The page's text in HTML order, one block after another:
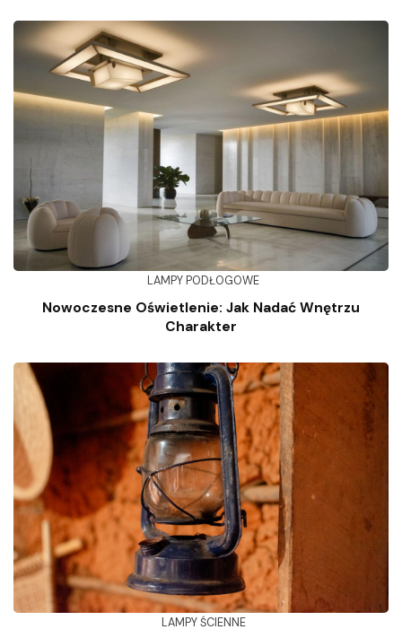
LAMPY PODŁOGOWE
Nowoczesne Oświetlenie: Jak Nadać Wnętrzu
Charakter
LAMPY ŚCIENNE